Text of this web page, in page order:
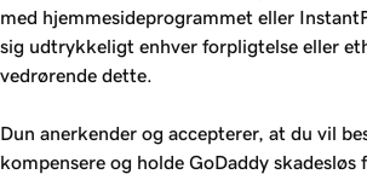
med hjemmesideprogrammet eller
sig udtrykkeligt enhver forpligtelse eller
vedrørende dette.
Dun anerkender og accepterer, at du vil
kompensere og holde GoDaddy skadesløs